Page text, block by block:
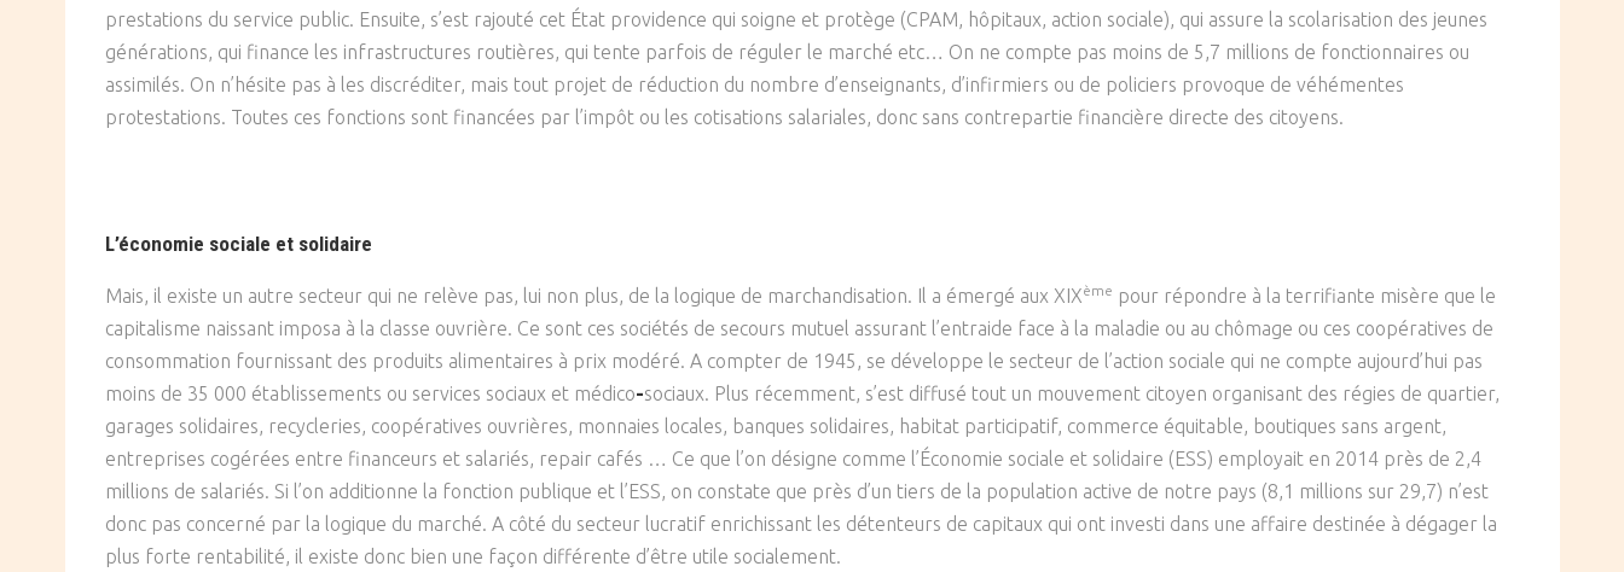
prestations du service public. Ensuite, s’est rajouté cet État providence qui soigne et protège (CPAM, hôpitaux, action sociale), qui assure la scolarisation des jeunes
générations, qui finance les infrastructures routières, qui tente parfois de réguler le marché etc… On ne compte pas moins de 5,7 millions de fonctionnaires ou
assimilés. On n’hésite pas à les discréditer, mais tout projet de réduction du nombre d’enseignants, d’infirmiers ou de policiers provoque de véhémentes
protestations. Toutes ces fonctions sont financées par l’impôt ou les cotisations salariales, donc sans contrepartie financière directe des citoyens.
L’économie sociale et solidaire
Mais, il existe un autre secteur qui ne relève pas, lui non plus, de la logique de marchandisation. Il a émergé aux XIXème pour répondre à la terrifiante misère que le
capitalisme naissant imposa à la classe ouvrière. Ce sont ces sociétés de secours mutuel assurant l’entraide face à la maladie ou au chômage ou ces coopératives de
consommation fournissant des produits alimentaires à prix modéré. A compter de 1945, se développe le secteur de l’action sociale qui ne compte aujourd’hui pas
moins de 35 000 établissements ou services sociaux et médico-sociaux. Plus récemment, s’est diffusé tout un mouvement citoyen organisant des régies de quartier,
garages solidaires, recycleries, coopératives ouvrières, monnaies locales, banques solidaires, habitat participatif, commerce équitable, boutiques sans argent,
entreprises cogérées entre financeurs et salariés, repair cafés … Ce que l’on désigne comme l’Économie sociale et solidaire (ESS) employait en 2014 près de 2,4
millions de salariés. Si l’on additionne la fonction publique et l’ESS, on constate que près d’un tiers de la population active de notre pays (8,1 millions sur 29,7) n’est
donc pas concerné par la logique du marché. A côté du secteur lucratif enrichissant les détenteurs de capitaux qui ont investi dans une affaire destinée à dégager la
plus forte rentabilité, il existe donc bien une façon différente d’être utile socialement.